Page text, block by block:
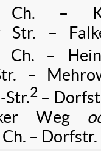
Ch. –
Str. –
Ch. –
–
Str.2 –
Weg
– Dorfstr.